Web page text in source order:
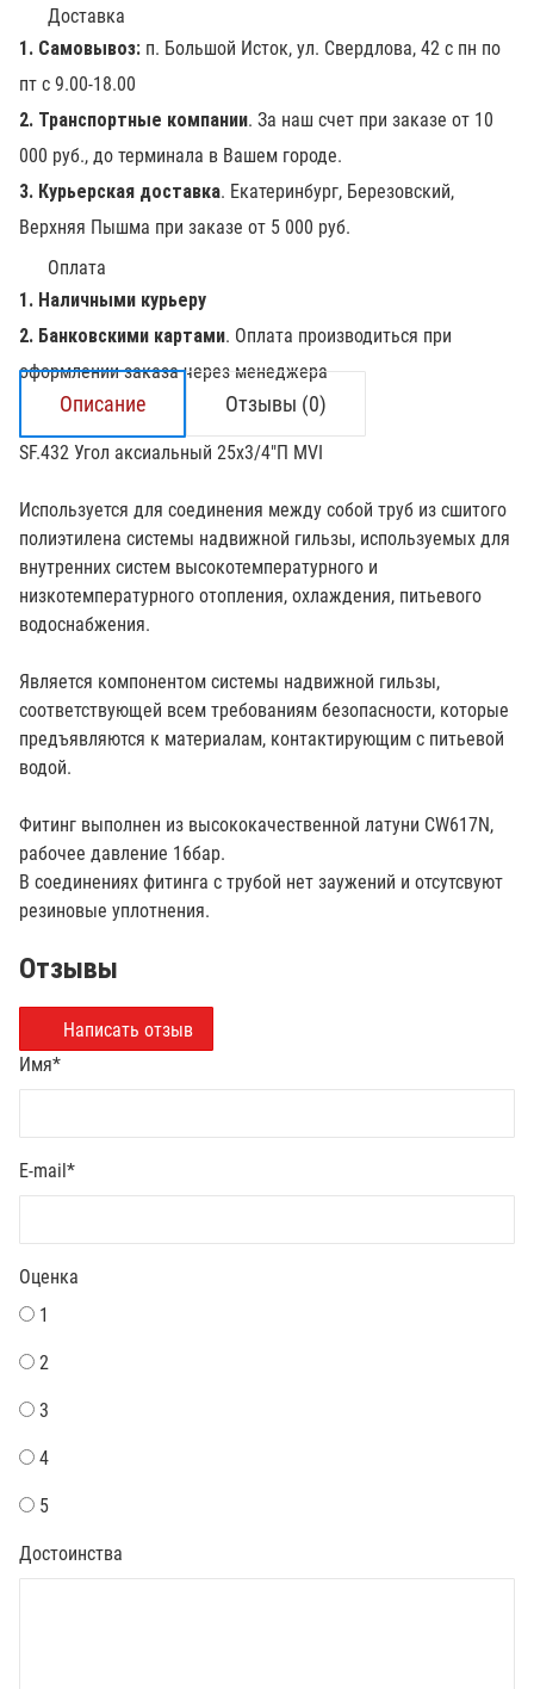
Доставка
1. Самовывоз: п. Большой Исток, ул. Свердлова, 42 с пн по
пт с 9.00-18.00
2. Транспортные компании. За наш счет при заказе от 10
000 руб., до терминала в Вашем городе.
3. Курьерская доставка. Екатеринбург, Березовский,
Верхняя Пышма при заказе от 5 000 руб.
Оплата
1. Наличными курьеру
2. Банковскими картами. Оплата производиться при
оформлении заказа через менеджера
Описание Отзывы (0)
SF.432 Угол аксиальный 25х3/4"П MVI
Используется для соединения между собой труб из сшитого
полиэтилена системы надвижной гильзы, используемых для
внутренних систем высокотемпературного и
низкотемпературного отопления, охлаждения, питьевого
водоснабжения.
Является компонентом системы надвижной гильзы,
соответствующей всем требованиям безопасности, которые
предъявляются к материалам, контактирующим с питьевой
водой.
Фитинг выполнен из высококачественной латуни CW617N,
рабочее давление 16бар.
В соединениях фитинга с трубой нет заужений и отсутсвуют
резиновые уплотнения.
Отзывы
Написать отзыв
Имя*
E-mail*
Оценка
1
2
3
4
5
Достоинства